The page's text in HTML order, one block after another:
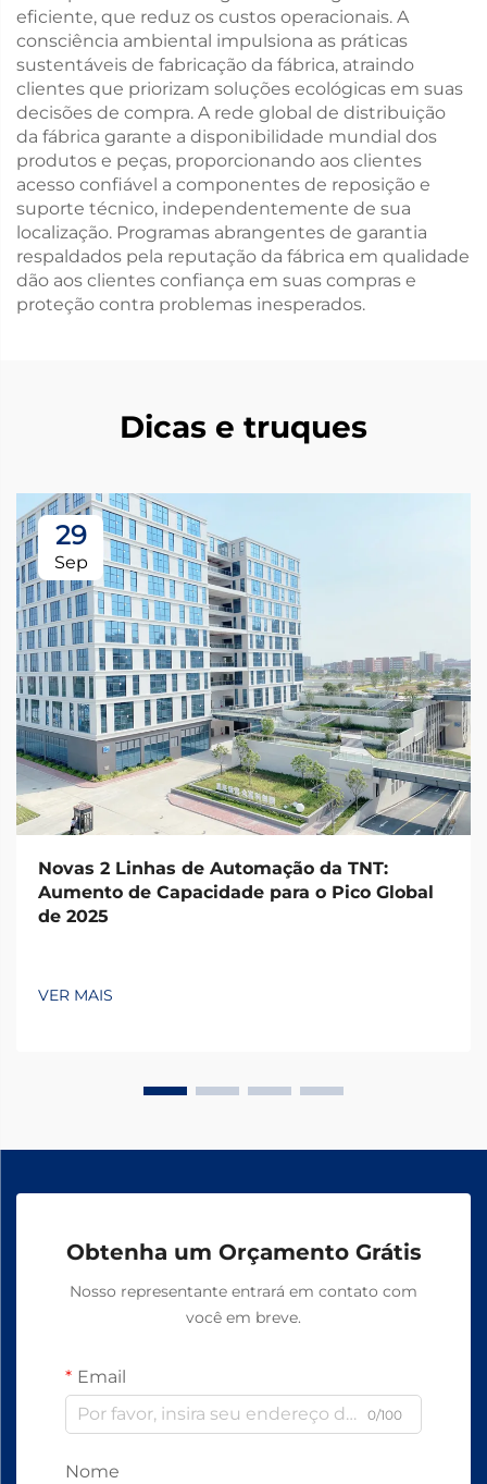
eficiente, que reduz os custos operacionais. A
consciência ambiental impulsiona as práticas
sustentáveis de fabricação da fábrica, atraindo
clientes que priorizam soluções ecológicas em suas
decisões de compra. A rede global de distribuição
da fábrica garante a disponibilidade mundial dos
produtos e peças, proporcionando aos clientes
acesso confiável a componentes de reposição e
suporte técnico, independentemente de sua
localização. Programas abrangentes de garantia
respaldados pela reputação da fábrica em qualidade
dão aos clientes confiança em suas compras e
proteção contra problemas inesperados.
Dicas e truques
29
Sep
Novas 2 Linhas de Automação da TNT:
Aumento de Capacidade para o Pico Global
de 2025
VER MAIS
Obtenha um Orçamento Grátis
Nosso representante entrará em contato com
você em breve.
Email
0/100
Nome